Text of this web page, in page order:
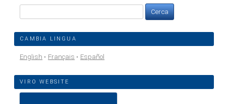
per:
CAMBIA LINGUA
English Français Español
VIRO WEBSITE